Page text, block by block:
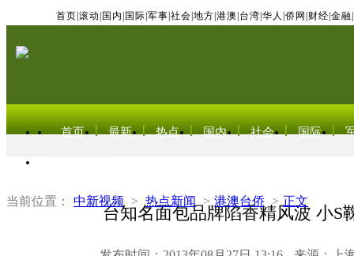
首页 滚动 国内 国际 军事 社会 地方 港澳 台湾 华人 侨网 财经 金融
首页 最新 热点 国内 社会 国际
当前位置： 中新视频 > 热点新闻 > 港澳台侨 > 正文
台知名面包品牌陷香精风波 小S